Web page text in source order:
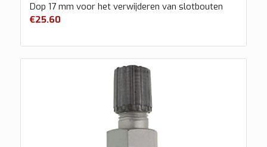
Dop 17 mm voor het verwijderen van slotbouten
€25.60